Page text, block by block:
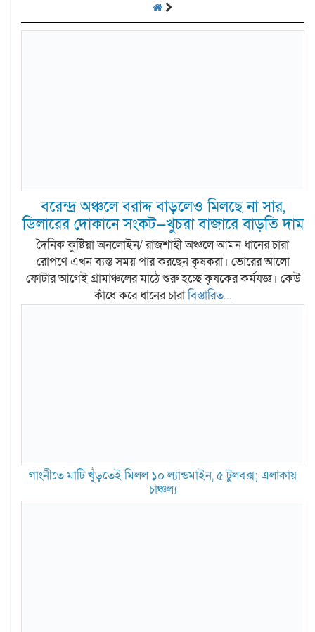
বরেন্দ্র অঞ্চলে বরাদ্দ বাড়লেও মিলছে না সার,
ডিলারের দোকানে সংকট—খুচরা বাজারে বাড়তি দাম
দৈনিক কুষ্টিয়া অনলােইন/ রাজশাহী অঞ্চলে আমন ধানের চারা
রোপণে এখন ব্যস্ত সময় পার করছেন কৃষকরা। ভোরের আলো
ফোটার আগেই গ্রামাঞ্চলের মাঠে শুরু হচ্ছে কৃষকের কর্মযজ্ঞ। কেউ
কাঁধে করে ধানের চারাবিস্তারিত...
গাংনীতে মাটি খুঁড়তেই মিলল ১০ ল্যান্ডমাইন, ৫ টুলবক্স; এলাকায়
চাঞ্চল্য